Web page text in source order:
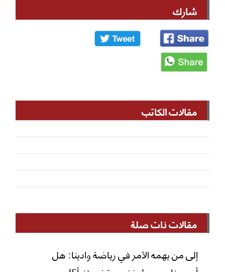
شارك
مقالات الكاتب
مقالات ذات صلة
إلى من يهمه الأمر في رياضة وادينا: هل